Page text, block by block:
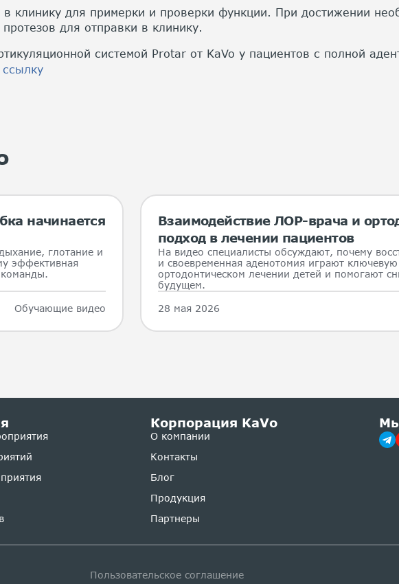
клинику для примерки и проверки функции. При достижении
для отправки в клинику.
системой Protar от KaVo у пациентов с полной
ссылку
начинается
глотание и
эффективная
команды.
Обучающие видео
Взаимодействие ЛОР-врача и
подход в лечении пациентов
На видео специалисты обсуждают, почему
и своевременная аденотомия играют
ортодонтическом лечении детей и помогают
будущем.
28 мая 2026
Корпорация KaVo
О компании
Контакты
Блог
Продукция
Партнеры
Пользовательское соглашение